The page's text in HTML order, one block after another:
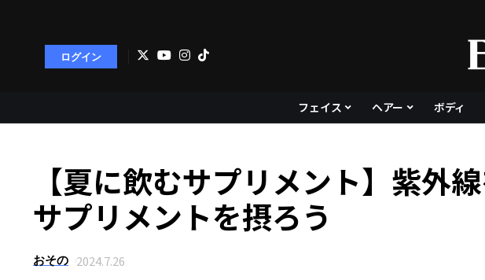
ログイン
フェイス ヘアー ボディ
【夏に飲むサプリメント】紫外
サプリメントを摂ろう
おその 2024.7.26